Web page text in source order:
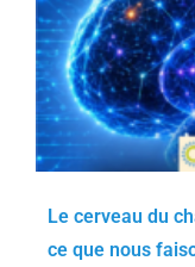
Le cerveau du
ce que nous